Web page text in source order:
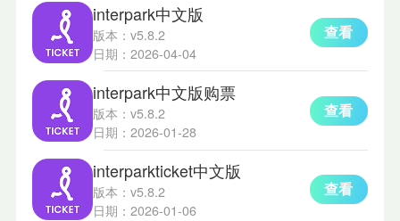
interpark中文版
版本：v5.8.2
日期：2026-04-04
查看
interpark中文版购票
版本：v5.8.2
日期：2026-01-28
查看
interparkticket中文版
版本：v5.8.2
日期：2026-01-06
查看